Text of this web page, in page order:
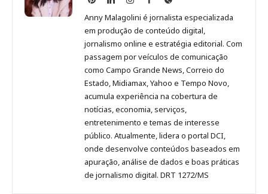
Malagolini
no
Pinterest
Malagolini
no
LinkedIn
Malagolini
no
Instagram
Malagolini
no
Facebook
de
Anny
Malagolini
Anny Malagolini é jornalista especializada
em produção de conteúdo digital,
jornalismo online e estratégia editorial. Com
passagem por veículos de comunicação
como Campo Grande News, Correio do
Estado, Midiamax, Yahoo e Tempo Novo,
acumula experiência na cobertura de
notícias, economia, serviços,
entretenimento e temas de interesse
público. Atualmente, lidera o portal DCI,
onde desenvolve conteúdos baseados em
apuração, análise de dados e boas práticas
de jornalismo digital. DRT 1272/MS